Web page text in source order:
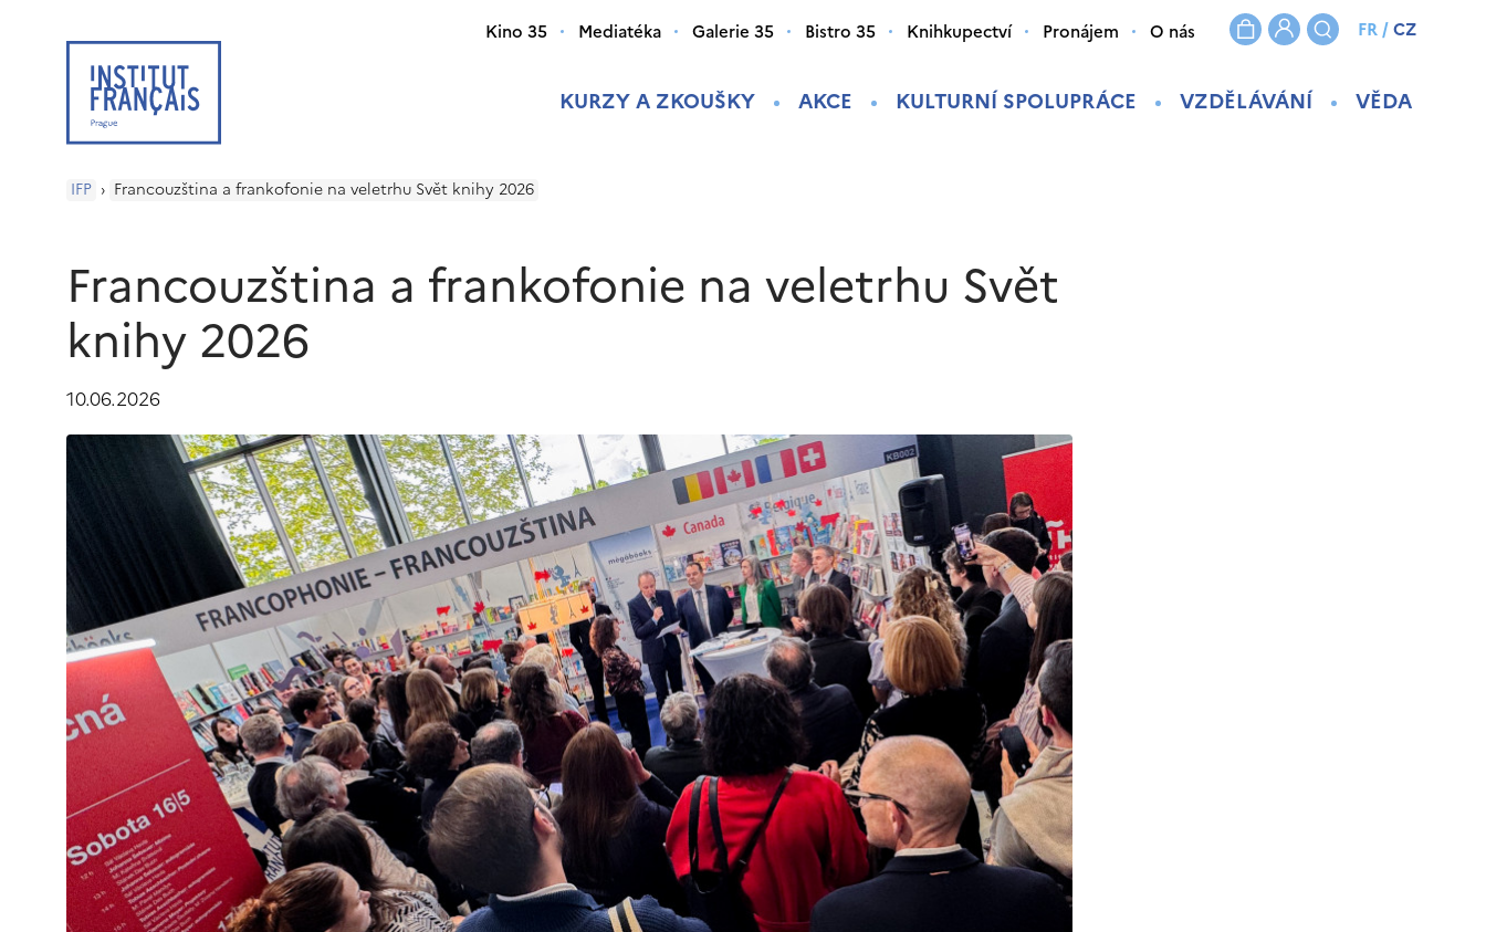
KURZY A ZKOUŠKY AKCE KULTURNÍ SPOLUPRÁCE VZDĚLÁVÁNÍ VĚDA
Kino 35 Mediatéka Galerie 35 Bistro 35 Knihkupectví Pronájem O nás FR/CZ
IFP › Francouzština a frankofonie na veletrhu Svět knihy 2026
Francouzština a frankofonie na veletrhu Svět
knihy 2026
10.06.2026